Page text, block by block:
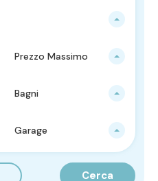
Prezzo Massimo
Bagni
Garage
Cerca